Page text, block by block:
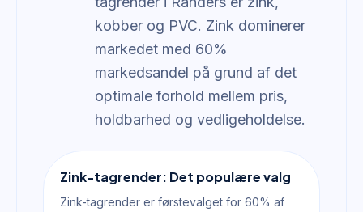
kobber og PVC. Zink dominerer
markedet med 60%
markedsandel på grund af det
optimale forhold mellem pris,
holdbarhed og vedligeholdelse.
Zink-tagrender: Det populære valg
Zink-tagrender er førstevalget for 60% af